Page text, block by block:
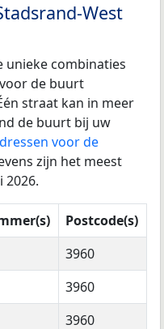
West
unieke combinaties
de buurt
straat kan in meer
de buurt bij uw
voor de
zijn het meest
Postcode(s)
3960
3960
3960